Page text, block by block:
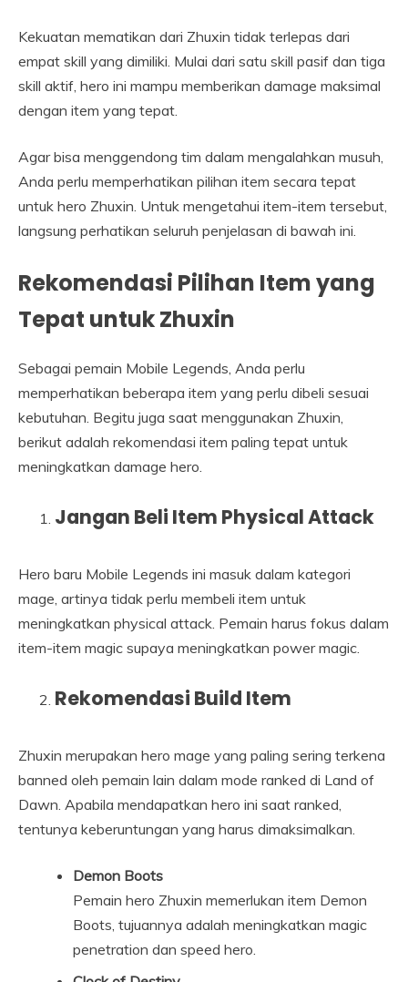
Kekuatan mematikan dari Zhuxin tidak terlepas dari
empat skill yang dimiliki. Mulai dari satu skill pasif dan tiga
skill aktif, hero ini mampu memberikan damage maksimal
dengan item yang tepat.
Agar bisa menggendong tim dalam mengalahkan musuh,
Anda perlu memperhatikan pilihan item secara tepat
untuk hero Zhuxin. Untuk mengetahui item-item tersebut,
langsung perhatikan seluruh penjelasan di bawah ini.
Rekomendasi Pilihan Item yang
Tepat untuk Zhuxin
Sebagai pemain Mobile Legends, Anda perlu
memperhatikan beberapa item yang perlu dibeli sesuai
kebutuhan. Begitu juga saat menggunakan Zhuxin,
berikut adalah rekomendasi item paling tepat untuk
meningkatkan damage hero.
Jangan Beli Item Physical Attack
Hero baru Mobile Legends ini masuk dalam kategori
mage, artinya tidak perlu membeli item untuk
meningkatkan physical attack. Pemain harus fokus dalam
item-item magic supaya meningkatkan power magic.
Rekomendasi Build Item
Zhuxin merupakan hero mage yang paling sering terkena
banned oleh pemain lain dalam mode ranked di Land of
Dawn. Apabila mendapatkan hero ini saat ranked,
tentunya keberuntungan yang harus dimaksimalkan.
Demon Boots
Pemain hero Zhuxin memerlukan item Demon
Boots, tujuannya adalah meningkatkan magic
penetration dan speed hero.